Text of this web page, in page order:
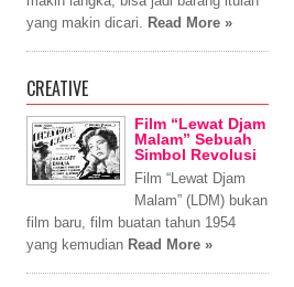
yang makin dicari.
Read More »
CREATIVE
Film “Lewat Djam
Malam” Sebuah
Simbol Revolusi
Film “Lewat Djam
Malam” (LDM) bukan
film baru, film buatan tahun 1954
yang kemudian Read More »